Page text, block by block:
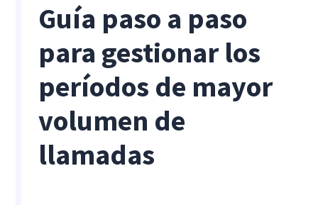
Guía paso a paso
para gestionar los
períodos de mayor
volumen de
llamadas